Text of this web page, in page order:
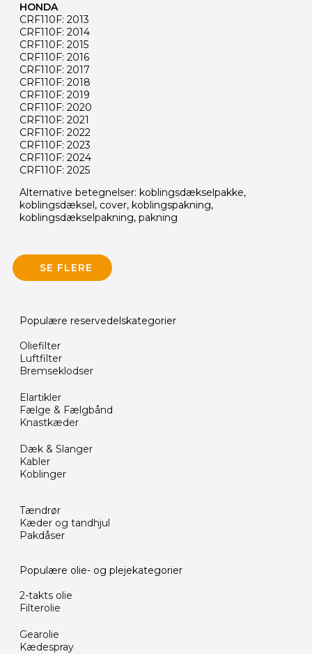
HONDA
CRF110F: 2013
CRF110F: 2014
CRF110F: 2015
CRF110F: 2016
CRF110F: 2017
CRF110F: 2018
CRF110F: 2019
CRF110F: 2020
CRF110F: 2021
CRF110F: 2022
CRF110F: 2023
CRF110F: 2024
CRF110F: 2025
Alternative betegnelser: koblingsdækselpakke,
koblingsdæksel, cover, koblingspakning,
koblingsdækselpakning, pakning
SE FLERE
Populære reservedelskategorier
Oliefilter
Luftfilter
Bremseklodser
Elartikler
Fælge & Fælgbånd
Knastkæder
Dæk & Slanger
Kabler
Koblinger
Tændrør
Kæder og tandhjul
Pakdåser
Populære olie- og plejekategorier
2-takts olie
Filterolie
Gearolie
Kædespray